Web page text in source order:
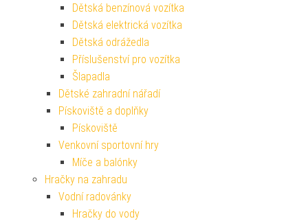
Dětská benzínová vozítka
Dětská elektrická vozítka
Dětská odrážedla
Příslušenství pro vozítka
Šlapadla
Dětské zahradní nářadí
Pískoviště a doplňky
Pískoviště
Venkovní sportovní hry
Míče a balónky
Hračky na zahradu
Vodní radovánky
Hračky do vody